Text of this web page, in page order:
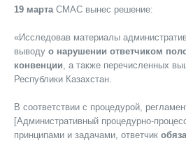
19 мартаСМАС вынес решение:
«Исследовав материалы
выводу о нарушении ответчиком
конвенции, а также перечисленных
Республики Казахстан.
В соответствии с процедурой,
[Административный процедурно-
принципами и задачами, ответчик